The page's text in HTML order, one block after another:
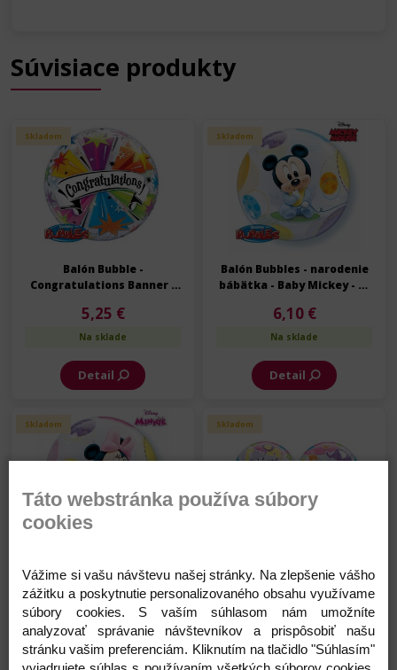
Súvisiace produkty
Skladom
Balón Bubble -
Congratulations Banner -
5,25 €
Na sklade
Detail
Skladom
Balón Bubbles - narodenie
bábätka - Baby Mickey - 56
6,10 €
Na sklade
Detail
Skladom
bábätka - Baby Minnie - 56
cm
6,10 €
Na sklade
Detail
Skladom
bábätka - Zvieratká - 56
cm
5,25 €
Na sklade
Detail
Táto webstránka používa súbory
cookies
Vážime si vašu návštevu našej stránky. Na zlepšenie vášho
zážitku a poskytnutie personalizovaného obsahu využívame
súbory cookies. S vaším súhlasom nám umožníte
analyzovať správanie návštevníkov a prispôsobiť našu
stránku vašim preferenciám. Kliknutím na tlačidlo "Súhlasím"